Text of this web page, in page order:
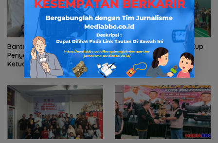
Bantah Tuduhan
Penyelewengan Dana Hibah,
Ketua KONI Palembang:
Seluruh Sisa Anggaran Sudah
Buka Gubernur Sumsel Cup
2026, Herman Deru Ajak
Masyarakat Jadikan
Olahraga Budaya Hidup